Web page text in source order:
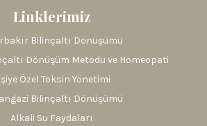
Linklerimiz
Bilinçaltı Dönüşümü
Dönüşüm Metodu ve Homeopati
Özel Toksin Yönetimi
Bilinçaltı Dönüşümü
Alkali Su Faydaları